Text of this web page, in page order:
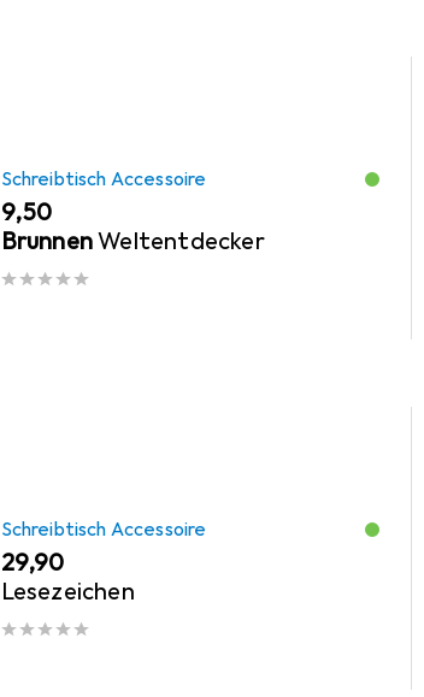
Schreibtisch Accessoire
EUR
9,50
BrunnenWeltentdecker
Schreibtisch Accessoire
EUR
29,90
Lesezeichen